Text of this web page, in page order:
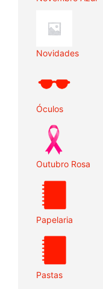
Novidades
Óculos
Outubro Rosa
Papelaria
Pastas